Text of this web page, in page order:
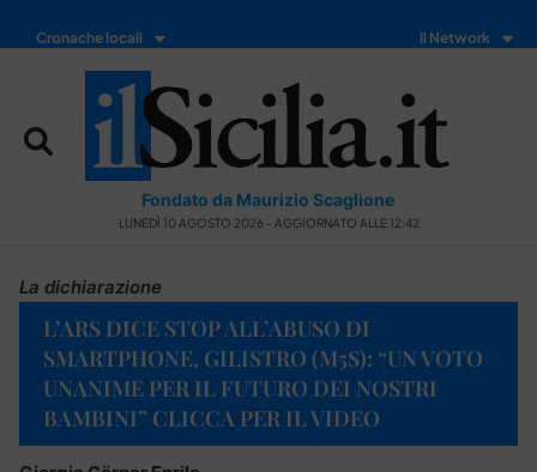
Cronache locali Il Network
Fondato da Maurizio Scaglione
LUNEDÌ 10 AGOSTO 2026 - AGGIORNATO ALLE 12:42
La dichiarazione
L’ARS DICE STOP ALL’ABUSO DI
SMARTPHONE, GILISTRO (M5S): “UN VOTO
UNANIME PER IL FUTURO DEI NOSTRI
BAMBINI” CLICCA PER IL VIDEO